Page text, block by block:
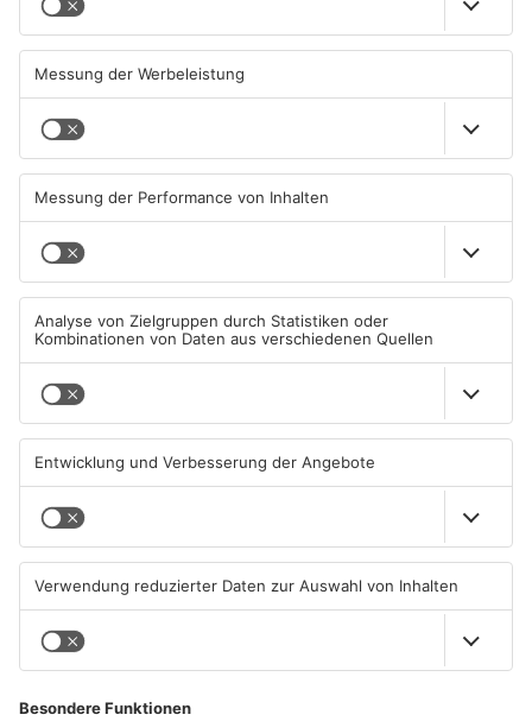
Autofahrerin mit drei
Promille in Eichenbühl
31.07.2026, 11:45 UHR IN KREIS
MILTENBERG
Erlenbach: Dr. Dagmar
31.07.2026, 11:35 UHR IN KREIS
MILTENBERG